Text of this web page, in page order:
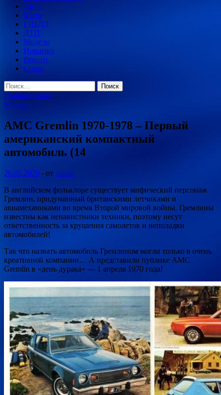
Авто
Мото
ГИБДД
ДТП
Модели
Новинки
Ремонт
Спорт
Найти:
Главное меню
Модели
AMC Gremlin 1970-1978 – Первый
американский компактный
автомобиль (14
26.02.2020 - от admin
В английском фольклоре существует мифический персонаж
Гремлин, придуманный британскими летчиками и
авиамеханиками во время Второй мировой войны. Гремлины
известны как ненавистники техники, поэтому несут
ответственность за крушения самолетов и неполадки
автомобилей!
Так что назвать автомобиль Гремлином могли только в очень
креативной компании… А представили публике AMC
Gremlin в «день дурака» — 1 апреля 1970 года!